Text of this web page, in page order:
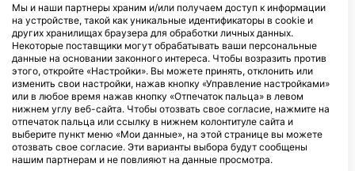
Дайв-центры, обслуживающие этот
дайв-сайт
LA TORTUE DIVE CENTER
Masaplod Norte, dauin, 6217 Dauin,
Negros - ФИЛИППИНЫ
Silver Reef Dive Resort Dauin,
Silver Reef Dive Resort
KM 21 National Highway, 6217
Dauin, Negros - ФИЛИППИНЫ
Мы и наши партнеры храним и/или получаем доступ к информации
на устройстве, такой как уникальные идентификаторы в cookie и
других хранилищах браузера для обработки личных данных.
Некоторые поставщики могут обрабатывать ваши персональные
данные на основании законного интереса. Чтобы возразить против
этого, откройте «Настройки». Вы можете принять, отклонить или
изменить свои настройки, нажав кнопку «Управление настройками»
или в любое время нажав кнопку «Отпечаток пальца» в левом
нижнем углу веб-сайта. Чтобы отозвать свое согласие, нажмите на
отпечаток пальца или ссылку в нижнем колонтитуле сайта и
выберите пункт меню «Мои данные», на этой странице вы можете
отозвать свое согласие. Эти варианты выбора будут сообщены
нашим партнерам и не повлияют на данные просмотра.